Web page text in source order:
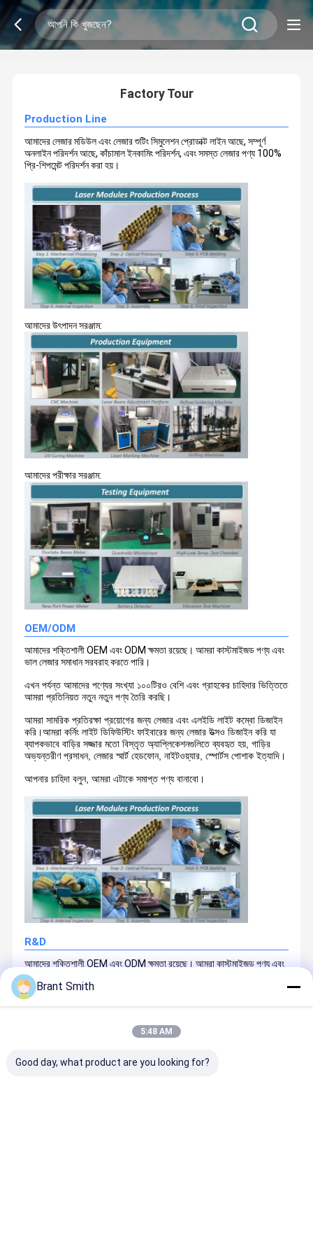
2/0
Factory Tour
Production Line
আমাদের লেজার মডিউল এবং লেজার শুটিং সিমুলেশন প্রোডাক্ট লাইন আছে, সম্পূর্ণ
অনলাইন পরিদর্শন আছে, কাঁচামাল ইনকামিং পরিদর্শন, এবং সমস্ত লেজার পণ্য 100%
প্রি-শিপমেন্ট পরিদর্শন করা হয়।
আমাদের উৎপাদন সরঞ্জাম:
আমাদের পরীক্ষার সরঞ্জাম:
OEM/ODM
আমাদের শক্তিশালী OEM এবং ODM ক্ষমতা রয়েছে। আমরা কাস্টমাইজড পণ্য এবং
ভাল লেজার সমাধান সরবরাহ করতে পারি।
এখন পর্যন্ত আমাদের পণ্যের সংখ্যা ১০০টিরও বেশি এবং গ্রাহকের চাহিদার ভিত্তিতে
আমরা প্রতিনিয়ত নতুন নতুন পণ্য তৈরি করছি।
আমরা সামরিক প্রতিরক্ষা প্রয়োগের জন্য লেজার এবং এলইডি লাইট কম্বো ডিজাইন
করি।আমরা কর্নিং লাইট ডিফিউস্টিং ফাইবারের জন্য লেজার উত্সও ডিজাইন করি যা
ব্যাপকভাবে বাড়ির সজ্জার মতো বিস্তৃত অ্যাপ্লিকেশনগুলিতে ব্যবহৃত হয়, গাড়ির
অভ্যন্তরীণ প্রসাধন, লেজার স্মার্ট হেডফোন, নাইটওয়্যার, স্পোর্টস পোশাক ইত্যাদি।
আপনার চাহিদা বলুন, আমরা এটাকে সমাপ্ত পণ্য বানাবো।
R&D
আমাদের শক্তিশালী OEM এবং ODM ক্ষমতা রয়েছে। আমরা কাস্টমাইজড পণ্য এবং
ভাল লেজার সমাধান সরবরাহ করতে পারি।
আমাদের একটি তরুণ কিন্তু অভিজ্ঞ প্রকৌশলী এবং গবেষণা ও উন্নয়ন দল আছে, তাদের
অধিকাংশই 6 বছরেরও বেশি সময় ধরে কারখানায় কাজ করেছে।
Brant Smith
5:48 AM
Good day, what product are you looking for?